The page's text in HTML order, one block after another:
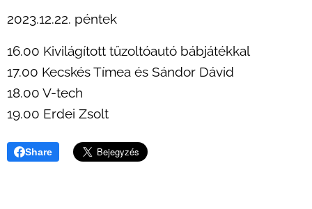
2023.12.22. péntek
16.00 Kivilágított tűzoltóautó bábjátékkal
17.00 Kecskés Tímea és Sándor Dávid
18.00 V-tech
19.00 Erdei Zsolt
Share